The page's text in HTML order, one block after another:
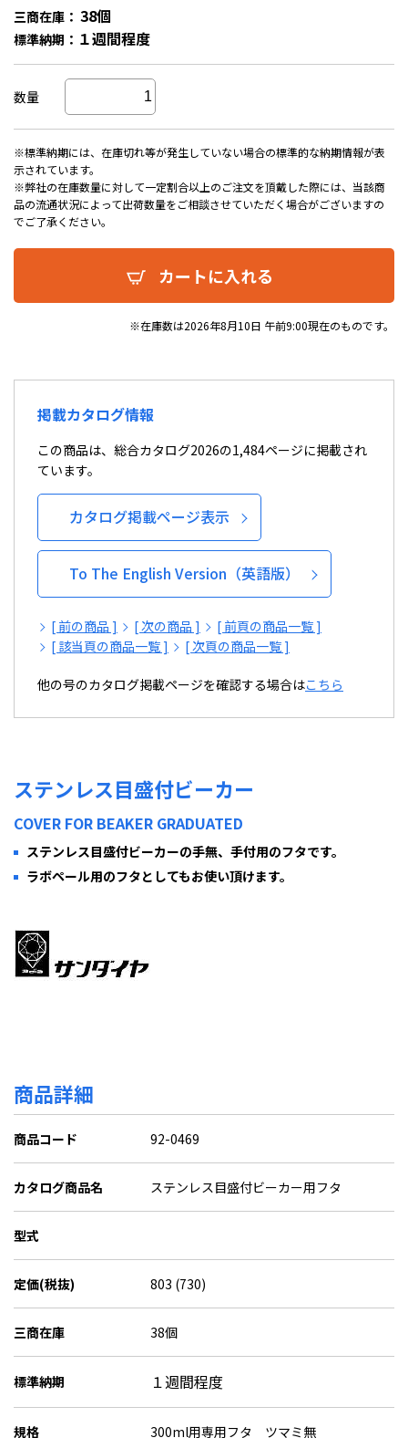
三商在庫： 38個
標準納期： １週間程度
数量
※標準納期には、在庫切れ等が発生していない場合の標準的な納期情報が表
示されています。
※弊社の在庫数量に対して一定割合以上のご注文を頂戴した際には、当該商
品の流通状況によって出荷数量をご相談させていただく場合がございますの
でご了承ください。
カートに入れる
※在庫数は2026年8月10日 午前9:00現在のものです。
掲載カタログ情報
この商品は、総合カタログ2026の1,484ページに掲載され
ています。
カタログ掲載ページ表示
To The English Version（英語版）
[ 前の商品 ] [ 次の商品 ]
[ 前頁の商品一覧 ]
[ 該当頁の商品一覧 ]
[ 次頁の商品一覧 ]
他の号のカタログ掲載ページを確認する場合はこちら
ステンレス目盛付ビーカー
COVER FOR BEAKER GRADUATED
ステンレス目盛付ビーカーの手無、手付用のフタです。
ラボペール用のフタとしてもお使い頂けます。
商品詳細
商品コード 92-0469
カタログ商品名 ステンレス目盛付ビーカー用フタ
型式
定価(税抜) 803 (730)
三商在庫 38個
標準納期 １週間程度
規格 300ml用専用フタ ツマミ無